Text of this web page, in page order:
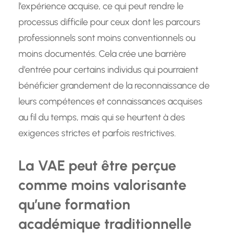
l’expérience acquise, ce qui peut rendre le
processus difficile pour ceux dont les parcours
professionnels sont moins conventionnels ou
moins documentés. Cela crée une barrière
d’entrée pour certains individus qui pourraient
bénéficier grandement de la reconnaissance de
leurs compétences et connaissances acquises
au fil du temps, mais qui se heurtent à des
exigences strictes et parfois restrictives.
La VAE peut être perçue
comme moins valorisante
qu’une formation
académique traditionnelle